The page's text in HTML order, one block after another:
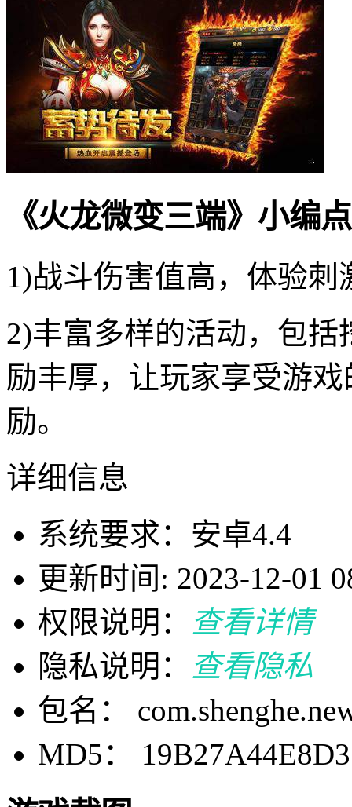
《火龙微变三端》小编
1)战斗伤害值高，体验
2)丰富多样的活动，包
励丰厚，让玩家享受游
励。
详细信息
系统要求：安卓4.4
更新时间: 2023-12-01
权限说明：
查看详情
隐私说明：
查看隐私
包名：
MD5：